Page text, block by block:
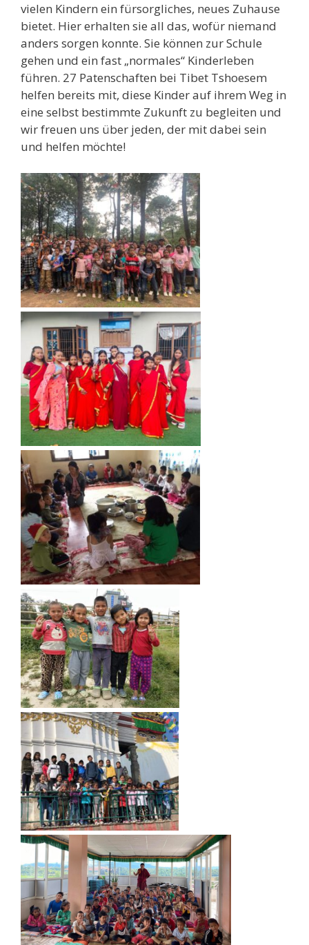
vielen Kindern ein fürsorgliches, neues Zuhause
bietet. Hier erhalten sie all das, wofür niemand
anders sorgen konnte. Sie können zur Schule
gehen und ein fast „normales“ Kinderleben
führen. 27 Patenschaften bei Tibet Tshoesem
helfen bereits mit, diese Kinder auf ihrem Weg in
eine selbst bestimmte Zukunft zu begleiten und
wir freuen uns über jeden, der mit dabei sein
und helfen möchte!